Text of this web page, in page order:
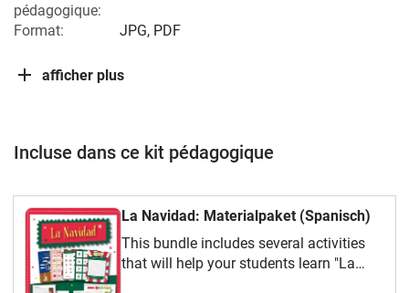
pédagogique:
Format: JPG, PDF
afficher plus
Incluse dans ce kit pédagogique
La Navidad: Materialpaket (Spanisch)
This bundle includes several activities
that will help your students learn "La